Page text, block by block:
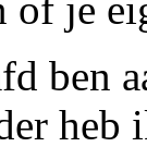
of je
ben